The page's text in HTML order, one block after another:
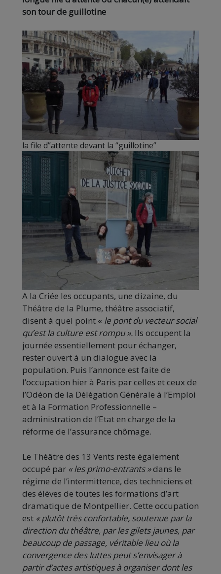
son tour de guillotine
la file d”attente devant la “guillotine”
A la Criée les occupants, une dizaine, du
Théâtre de la Plume, théâtre associatif,
disent à quel point « le pont du vecteur social
qu’est la culture est rompu ». Ils occupent la
journée essentiellement pour échanger,
rester ouvert à un dialogue avec la
population. Puis l’annonce est faite de
l’occupation hier à Paris par celles et ceux de
l’Odéon de la Délégation Générale à l’Emploi
et à la Formation Professionnelle –
administration de l’Etat en charge de la
réforme de l’assurance chômage.
Le Théâtre des 13 Vents reste également
occupé par « les primo-entrants »dans le
régime de l’intermittence, des techniciens et
des élèves de toutes les formations d’art
dramatique de Montpellier. Cette occupation
est « plutôt très confortable, soutenue par la
direction du théâtre, par les gilets jaunes, par
beaucoup de passage, véritable lieu où la
convergence des luttes peut s’envisager à
partir d’actes artistiques à organiser dont les